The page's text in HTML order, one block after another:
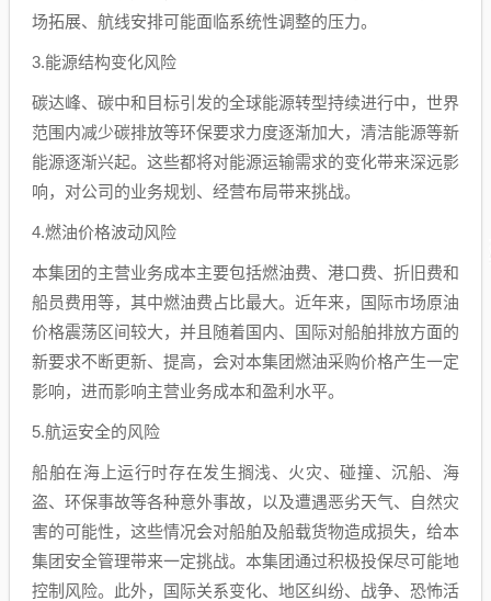
场拓展、航线安排可能面临系统性调整的压力。
3.能源结构变化风险
碳达峰、碳中和目标引发的全球能源转型持续进行中，世界
范围内减少碳排放等环保要求力度逐渐加大，清洁能源等新
能源逐渐兴起。这些都将对能源运输需求的变化带来深远影
响，对公司的业务规划、经营布局带来挑战。
4.燃油价格波动风险
本集团的主营业务成本主要包括燃油费、港口费、折旧费和
船员费用等，其中燃油费占比最大。近年来，国际市场原油
价格震荡区间较大，并且随着国内、国际对船舶排放方面的
新要求不断更新、提高，会对本集团燃油采购价格产生一定
影响，进而影响主营业务成本和盈利水平。
5.航运安全的风险
船舶在海上运行时存在发生搁浅、火灾、碰撞、沉船、海
盗、环保事故等各种意外事故，以及遭遇恶劣天气、自然灾
害的可能性，这些情况会对船舶及船载货物造成损失，给本
集团安全管理带来一定挑战。本集团通过积极投保尽可能地
控制风险。此外，国际关系变化、地区纠纷、战争、恐怖活